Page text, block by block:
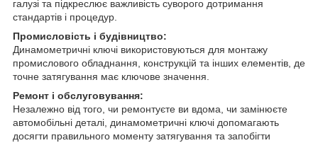
галузі та підкреслює важливість суворого дотримання
стандартів і процедур.
Промисловість і будівництво:
Динамометричні ключі використовуються для монтажу
промислового обладнання, конструкцій та інших елементів, де
точне затягування має ключове значення.
Ремонт і обслуговування:
Незалежно від того, чи ремонтуєте ви вдома, чи замінюєте
автомобільні деталі, динамометричні ключі допомагають
досягти правильного моменту затягування та запобігти